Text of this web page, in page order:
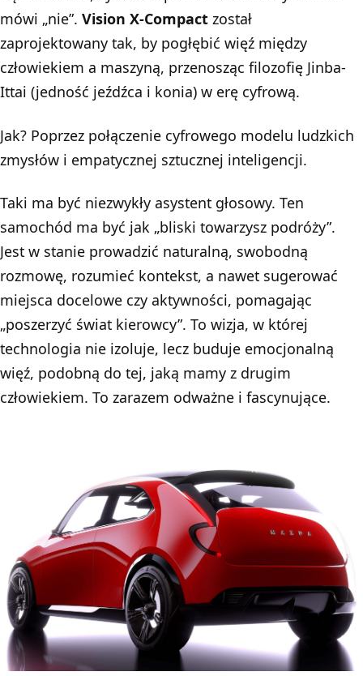
mówi „nie”. Vision X-Compact został
zaprojektowany tak, by pogłębić więź między
człowiekiem a maszyną, przenosząc filozofię Jinba-
Ittai (jedność jeźdźca i konia) w erę cyfrową.
Jak? Poprzez połączenie cyfrowego modelu ludzkich
zmysłów i empatycznej sztucznej inteligencji.
Taki ma być niezwykły asystent głosowy. Ten
samochód ma być jak „bliski towarzysz podróży”.
Jest w stanie prowadzić naturalną, swobodną
rozmowę, rozumieć kontekst, a nawet sugerować
miejsca docelowe czy aktywności, pomagając
„poszerzyć świat kierowcy”. To wizja, w której
technologia nie izoluje, lecz buduje emocjonalną
więź, podobną do tej, jaką mamy z drugim
człowiekiem. To zarazem odważne i fascynujące.